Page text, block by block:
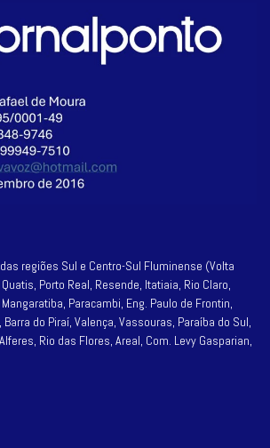
regiões Sul e Centro-Sul Fluminense (Volta
Porto Real, Resende, Itatiaia, Rio Claro,
Paracambi, Eng. Paulo de Frontin,
do Piraí, Valença, Vassouras, Paraíba do Sul,
Rio das Flores, Areal, Com. Levy Gasparian,